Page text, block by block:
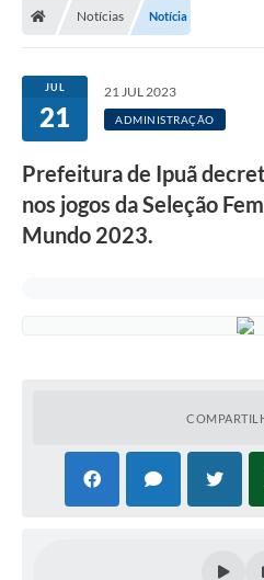
Imprensa Oficial
Editais
Outras Opções
Ouvidoria
Notícias
Contas Públicas
Notícias Notícia
JUL
21
21 JUL 2023
ADMINISTRAÇÃO
Prefeitura de Ipuã
nos jogos da Seleção
Mundo 2023.